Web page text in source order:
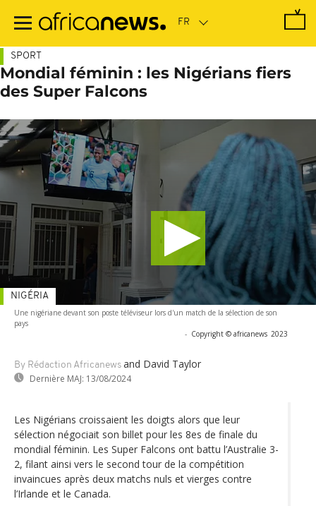
contenu
SPORT
Mondial féminin : les Nigérians fiers
des Super Falcons
Une nigériane devant son poste téléviseur lors d'un match de la sélection de son
pays
- Copyright © africanews 2023
By Rédaction Africanews and David Taylor
Dernière MAJ: 13/08/2024
NIGÉRIA
Les Nigérians croissaient les doigts alors que leur
sélection négociait son billet pour les 8es de finale du
mondial féminin. Les Super Falcons ont battu l’Australie 3-
2, filant ainsi vers le second tour de la compétition
invaincues après deux matchs nuls et vierges contre
l’Irlande et le Canada.